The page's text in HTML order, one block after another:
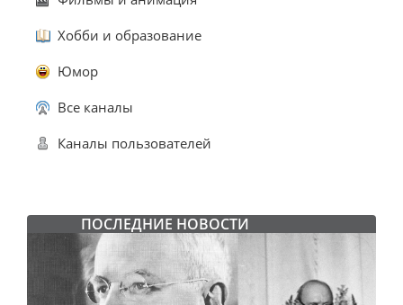
Хобби и образование
Юмор
Все каналы
Каналы пользователей
ПОСЛЕДНИЕ НОВОСТИ